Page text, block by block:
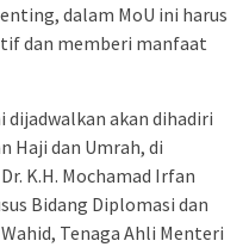
dalam MoU ini harus
dan memberi manfaat
dijadwalkan akan dihadiri
Haji dan Umrah, di
K.H. Mochamad Irfan
Bidang Diplomasi dan
Tenaga Ahli Menteri